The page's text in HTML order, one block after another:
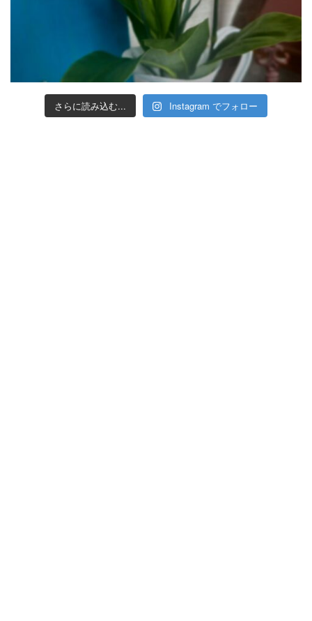
さらに読み込む... Instagram でフォロー